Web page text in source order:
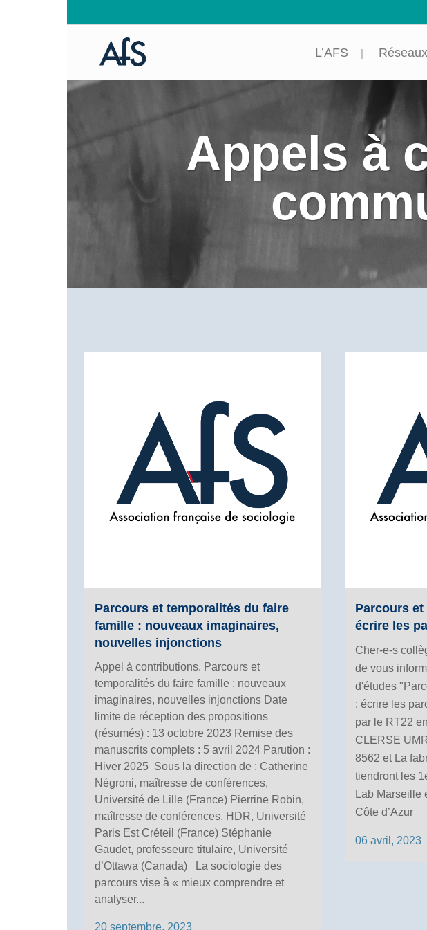
L’AFS
Appels à
Parcours et temporalités du faire
famille : nouveaux imaginaires,
nouvelles injonctions
Appel à contributions. Parcours et
temporalités du faire famille : nouveaux
imaginaires, nouvelles injonctions Date
limite de réception des propositions
(résumés) : 13 octobre 2023 Remise des
manuscrits complets : 5 avril 2024 Parution :
Hiver 2025 Sous la direction de : Catherine
Négroni, maîtresse de conférences,
Université de Lille (France) Pierrine Robin,
maîtresse de conférences, HDR, Université
Paris Est Créteil (France) Stéphanie
Gaudet, professeure titulaire, Université
d’Ottawa (Canada) La sociologie des
parcours vise à « mieux comprendre et
analyser...
20 septembre, 2023
Parcours
écrire les
Cher-e-s
de vous
d'études
: écrire les
par le RT22
CLERSE
8562 et La
tiendront les
Lab Marseille
Côte d’Azur
06 avril, 2023